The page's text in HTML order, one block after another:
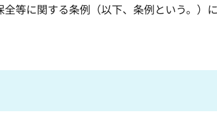
等に関する条例（以下、条例という。）